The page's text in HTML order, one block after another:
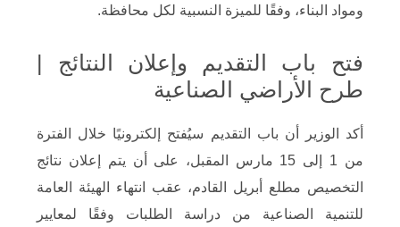
ومواد البناء، وفقًا للميزة النسبية لكل محافظة.
فتح باب التقديم وإعلان النتائج |
طرح الأراضي الصناعية
أكد الوزير أن باب التقديم سيُفتح إلكترونيًا خلال الفترة
من 1 إلى 15 مارس المقبل، على أن يتم إعلان نتائج
التخصيص مطلع أبريل القادم، عقب انتهاء الهيئة العامة
للتنمية الصناعية من دراسة الطلبات وفقًا لمعايير